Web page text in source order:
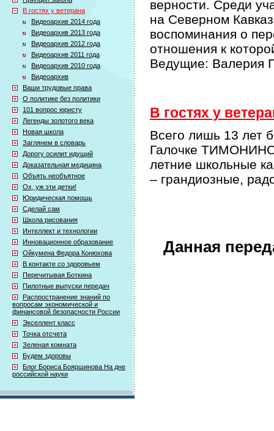
В гостях у ветерана
Видеоархив 2014 года
Видеоархив 2013 года
Видеоархив 2012 года
Видеоархив 2011 года
Видеоархив 2010 года
Видеоархив
Ваши трудовые права
О политике без политики
101 вопрос юристу
Легенды золотого века
Новая школа
Заглянем в словарь
Дорогу осилит идущий
Доказательная медицина
Объять необъятное
Ох, уж эти детки!
Юридическая помощь
Сделай сам
Школа рисования
Интеллект и технологии
Инновационное образование
Ойкумена Федора Конюхова
В контакте со здоровьем
Перечитывая Боткина
Пилотные выпуски передач
Распространение знаний по
вопросам экономической и
финансовой безопасности России
Экселлент класс
Точка отсчета
Зеленая комната
Будем здоровы
Блог Бориса Бояршинова На дне
российской науки
верности. Среди
на Северном
воспоминания о
отношения к
Ведущие: Валерия
В гостях у
Всего лишь 13 лет
Галочке
летние школьные
– грандиозные,
Данная